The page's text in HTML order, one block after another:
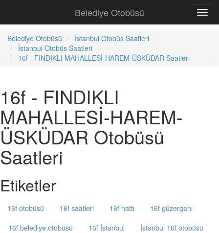
Belediye Otobüsü
Belediye Otobüsü
İstanbul Otobüs Saatleri
İstanbul Otobüs Saatleri
16f - FINDIKLI MAHALLESİ-HAREM-ÜSKÜDAR Saatleri
16f - FINDIKLI
MAHALLESİ-HAREM-
ÜSKÜDAR Otobüsü
Saatleri
Etiketler
16f otobüsü 16f saatleri 16f hattı
16f güzergahı
16f belediye otobüsü
16f İstanbul
İstanbul 16f otobüsü